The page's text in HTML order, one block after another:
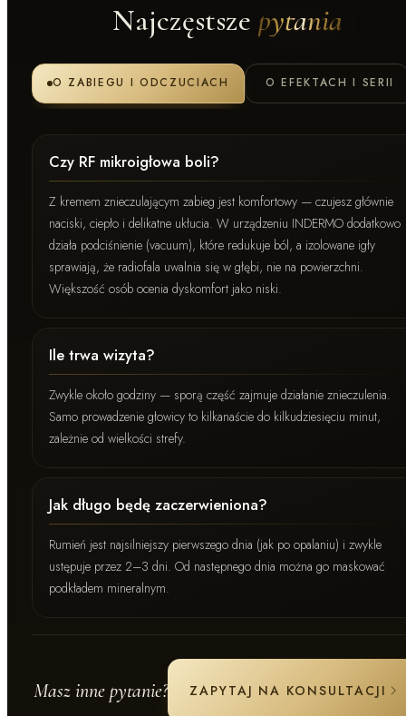
Najczęstsze pytania
O ZABIEGU I ODCZUCIACH O EFEKTACH I SERII
Czy RF mikroigłowa boli?
Z kremem znieczulającym zabieg jest komfortowy — czujesz głównie
naciski, ciepło i delikatne ukłucia. W urządzeniu INDERMO dodatkowo
działa podciśnienie (vacuum), które redukuje ból, a izolowane igły
sprawiają, że radiofala uwalnia się w głębi, nie na powierzchni.
Większość osób ocenia dyskomfort jako niski.
Ile trwa wizyta?
Zwykle około godziny — sporą część zajmuje działanie znieczulenia.
Samo prowadzenie głowicy to kilkanaście do kilkudziesięciu minut,
zależnie od wielkości strefy.
Jak długo będę zaczerwieniona?
Rumień jest najsilniejszy pierwszego dnia (jak po opalaniu) i zwykle
ustępuje przez 2–3 dni. Od następnego dnia można go maskować
podkładem mineralnym.
Masz inne pytanie? ZAPYTAJ NA KONSULTACJI